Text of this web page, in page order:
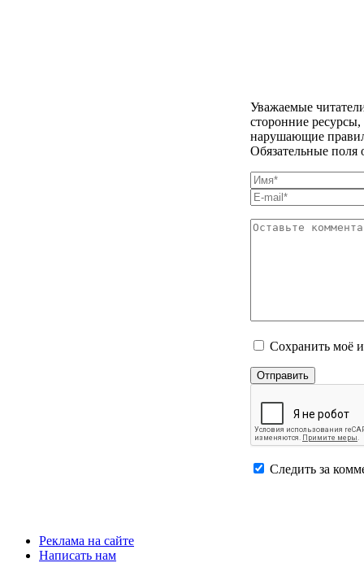
Уважаемые
сторонние
нарушающие
Обязательные поля
Сохранить моё
Следить за
Реклама на сайте
Написать нам